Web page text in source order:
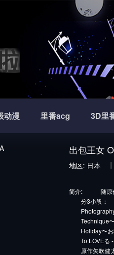
动漫 里番acg 3D里
出包王女
地区: 日本
简介:
随原作
分3小段：
Photography
Technique〜
Holiday〜お
To LOVEる -
原作矢吹健